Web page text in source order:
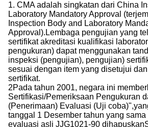
1. CMA adalah singkatan dari China
Laboratory Mandatory Approval
Inspection Body and Laboratory
Approval).Lembaga pengujian yang
sertifikat akreditasi kualifikasi
pengukuran) dapat menggunakan
inspeksi (pengujian), pengujian)
sesuai dengan item yang disetujui
sertifikat.
2Pada tahun 2001, negara ini
Sertifikasi/Pemeriksaan Pengukuran
(Penerimaan) Evaluasi (Uji
tanggal 1 Desember tahun yang
evaluasi asli JJG1021-90